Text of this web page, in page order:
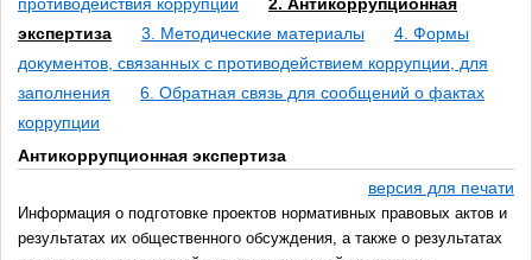
противодействия коррупции
2. Антикоррупционная
экспертиза
3. Методические материалы
4. Формы
документов, связанных с противодействием коррупции, для
заполнения
6. Обратная связь для сообщений о фактах
коррупции
Антикоррупционная экспертиза
версия для печати
Информация о подготовке проектов нормативных правовых актов и
результатах их общественного обсуждения, а также о результатах